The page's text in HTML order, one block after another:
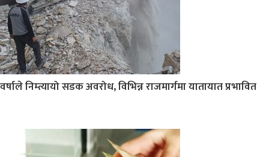
वर्षाले निम्त्यायो सडक अवरोध, विभिन्न राजमार्गमा यातायात प्रभावित